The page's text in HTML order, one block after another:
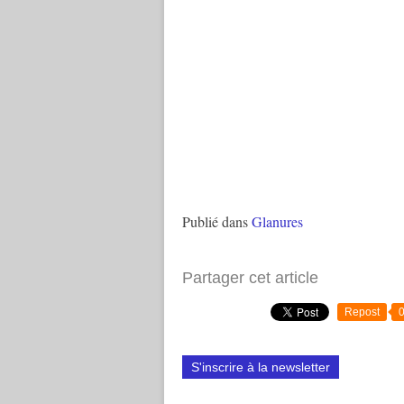
Publié dansGlanures
Partager cet article
Repost 0
S'inscrire à la newsletter